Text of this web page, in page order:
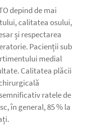
depind de mai
calitatea osului,
și respectarea
Pacienții sub
medial
Calitatea plăcii
ratele de
în general, 85 % la